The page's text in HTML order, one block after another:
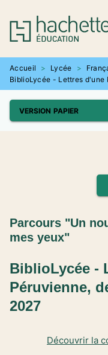
MENU
PIED DE PAGE
Accueil > Lycée >
BiblioLycée - Lettres d'une
VERSION PAPIER
Découvrir la
BiblioLycée -
Péruvienne,
2027
Parcours "Un
mes yeux"